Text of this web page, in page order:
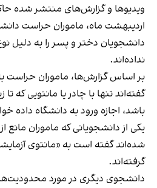
ویدیوها و گزارش‌های منتشر شده
اردیبهشت‌ ماه، ماموران حراست
دانشجویان دختر و پسر را به دلیل
نداده‌اند.
بر اساس گزارش‌ها، ماموران حراست
گفته‌اند تنها با چادر یا مانتویی که تا
باشد، اجازه ورود به دانشگاه داده
یکی از دانشجویانی که ماموران مانع
شده‌اند گفته است به «مانتوی
گرفته‌اند.
دانشجوی دیگری در مورد